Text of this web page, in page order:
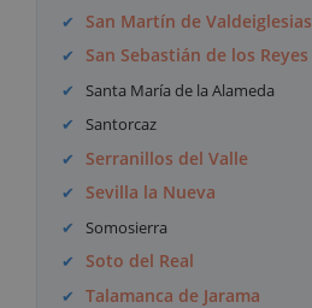
San Martín de Valdeiglesias
San Sebastián de los Reyes
Santa María de la Alameda
Santorcaz
Serranillos del Valle
Sevilla la Nueva
Somosierra
Soto del Real
Talamanca de Jarama